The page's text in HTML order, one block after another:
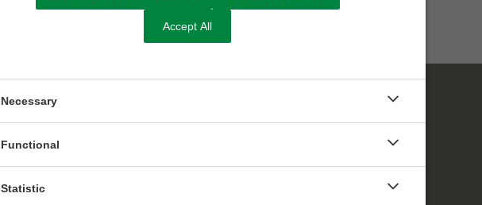
Du kan også ringe til os
Accept All
Necessary
Functional
Statistic